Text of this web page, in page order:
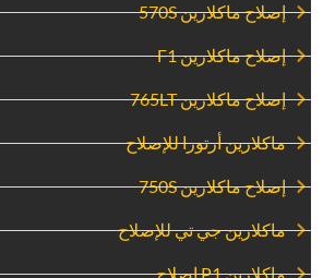
‏إصلاح ماكلارين 570S‏
‏إصلاح ماكلارين F1‏
‏إصلاح ماكلارين 765LT‏
‏ماكلارين أرتورا للإصلاح‏
‏إصلاح ماكلارين 750S‏
‏ماكلارين جي تي للإصلاح‏
‏ماكلارين P1 إصلاح‏